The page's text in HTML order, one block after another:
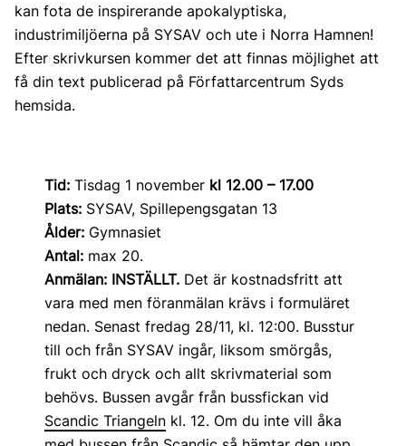
kan fota de inspirerande apokalyptiska,
industrimiljöerna på SYSAV och ute i Norra Hamnen!
Efter skrivkursen kommer det att finnas möjlighet att
få din text publicerad på Författarcentrum Syds
hemsida.
Tid: Tisdag 1 november kl 12.00 – 17.00
Plats: SYSAV, Spillepengsgatan 13
Ålder: Gymnasiet
Antal: max 20.
Anmälan: INSTÄLLT. Det är kostnadsfritt att
vara med men föranmälan krävs i formuläret
nedan. Senast fredag 28/11, kl. 12:00. Busstur
till och från SYSAV ingår, liksom smörgås,
frukt och dryck och allt skrivmaterial som
behövs. Bussen avgår från bussfickan vid
Scandic Triangeln kl. 12. Om du inte vill åka